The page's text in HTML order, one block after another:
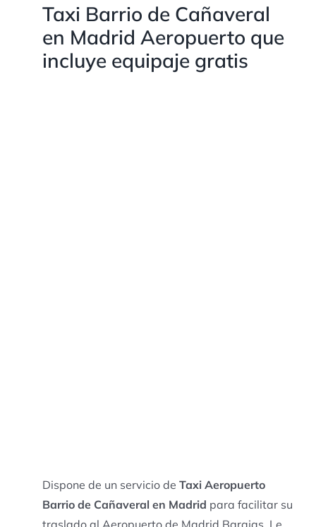
Taxi Barrio de Cañaveral
en Madrid Aeropuerto que
incluye equipaje gratis
Dispone de un servicio de Taxi Aeropuerto
Barrio de Cañaveral en Madrid para facilitar su
traslado al Aeropuerto de Madrid Barajas. Le